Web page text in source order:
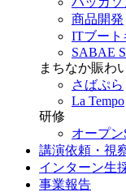
商品開発
ITブート
SABAE
まちなか賑わ
さばぷら
La Tempo
研修
オープ
講演依頼・視
インターン生
事業報告